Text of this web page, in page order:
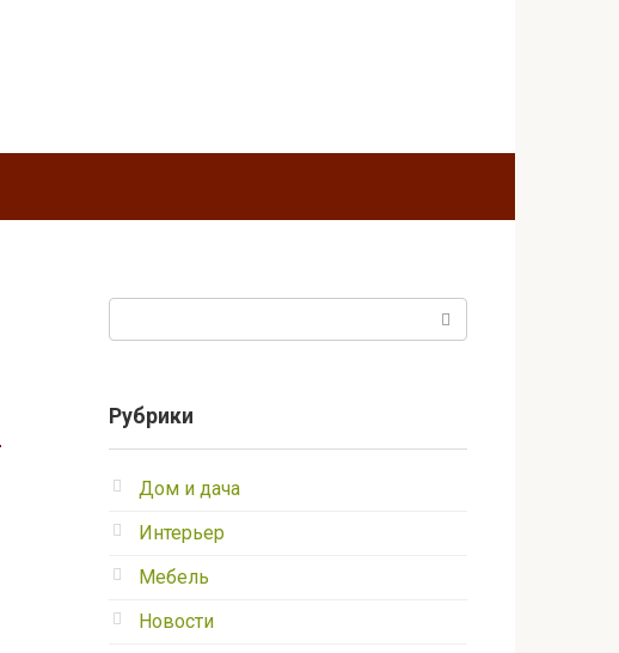
Рубрики
Дом и дача
Интерьер
Мебель
Новости